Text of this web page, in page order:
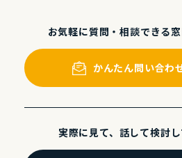
お気軽に質問・相談できる
かんたん問い合わ
実際に⾒て、話して検討